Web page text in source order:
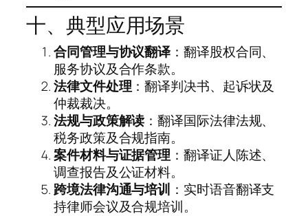
十、典型应用场景
合同管理与协议翻译：翻译股权合同、
服务协议及合作条款。
法律文件处理 ：翻译判决书、起诉状及
仲裁裁决。
法规与政策解读 ：翻译国际法律法规、
税务政策及合规指南。
案件材料与证据管理 ：翻译证人陈述、
调查报告及公证材料。
跨境法律沟通与培训 ：实时语音翻译支
持律师会议及合规培训。